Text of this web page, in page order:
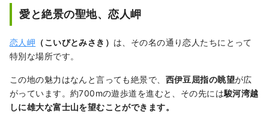
愛と絶景の聖地、恋人岬
恋人岬 （こいびとみさき） は、その名の通り恋人たちにとって
特別な場所です。
この地の魅力はなんと言っても絶景で、 西伊豆屈指の眺望が広
がっています。約700mの遊歩道を進むと、その先には駿河湾越
しに雄大な富士山を望むことができます。